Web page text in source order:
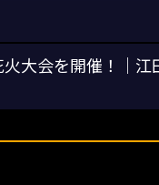
大会を開催！｜